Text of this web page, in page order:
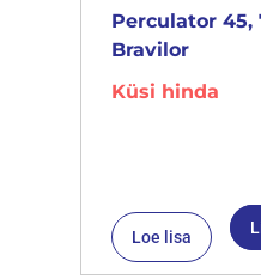
Perculator 45,
Bravilor
Küsi hinda
Loe lisa